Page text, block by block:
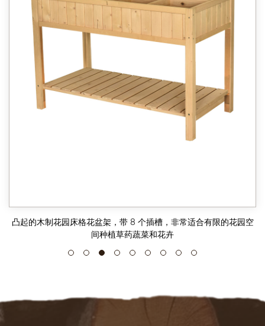
凸起的木制花园床格花盆架，带 8 个插槽，非常适合有限的花园空
间种植草药蔬菜和花卉